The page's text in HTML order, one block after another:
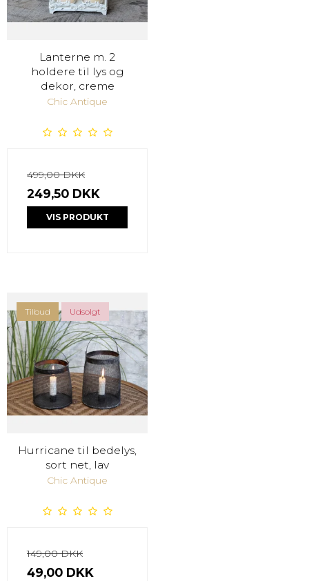
Lanterne m. 2
holdere til lys og
dekor, creme
Chic Antique
499,00 DKK
249,50 DKK
VIS PRODUKT
Tilbud Udsolgt
Hurricane til bedelys,
sort net, lav
Chic Antique
149,00 DKK
49,00 DKK